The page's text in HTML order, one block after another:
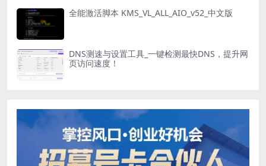
全能激活脚本 KMS_VL_ALL_AIO_v52_中文版
DNS测速与设置工具_一键检测最快DNS，提升网
页访问速度！